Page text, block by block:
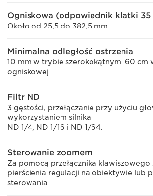
Ogniskowa (odpowiednik klatki 35
Około od 25,5 do 382,5 mm
Minimalna odległość ostrzenia
10 mm w trybie szerokokątnym, 60 cm
ogniskowej
Filtr ND
3 gęstości, przełączanie przy użyciu
wykorzystaniem silnika
ND 1/4, ND 1/16 i ND 1/64.
Sterowanie zoomem
Za pomocą przełącznika klawiszowego
pierścienia regulacji na obiektywie lub
sterowania